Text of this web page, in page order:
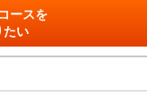
ースを
たい